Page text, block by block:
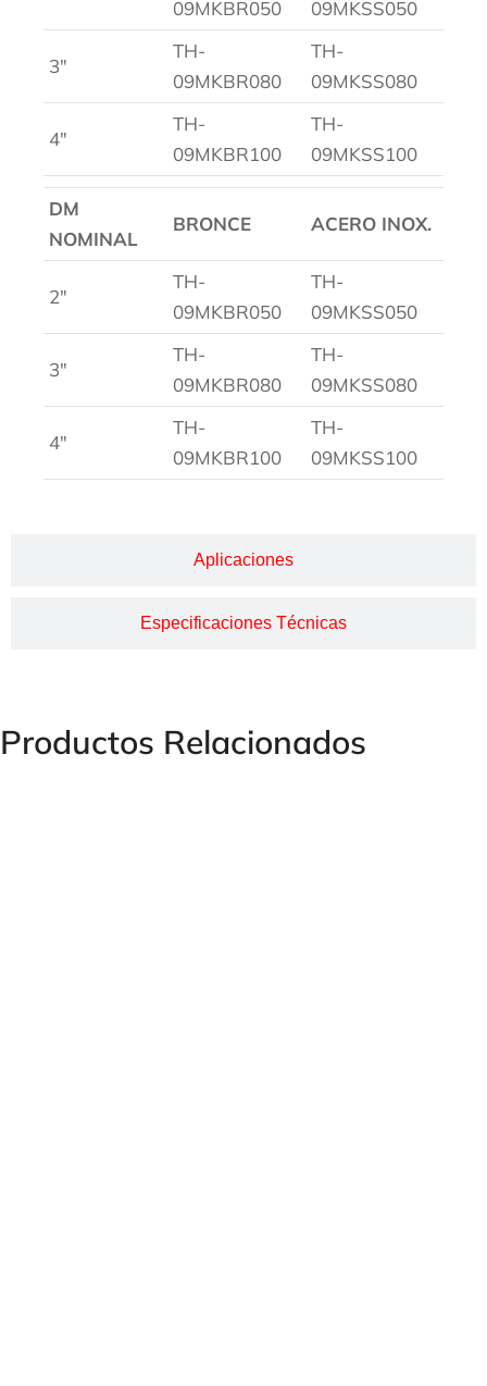
Aplicaciones
Especificaciones Técnicas
09MKBR050
09MKSS050
3″
TH-
09MKBR080
TH-
09MKSS080
4″
TH-
09MKBR100
TH-
09MKSS100
DM
NOMINAL
BRONCE ACERO INOX.
2″
TH-
09MKBR050
TH-
09MKSS050
3″
TH-
09MKBR080
TH-
09MKSS080
4″
TH-
09MKBR100
TH-
09MKSS100
Productos Relacionados